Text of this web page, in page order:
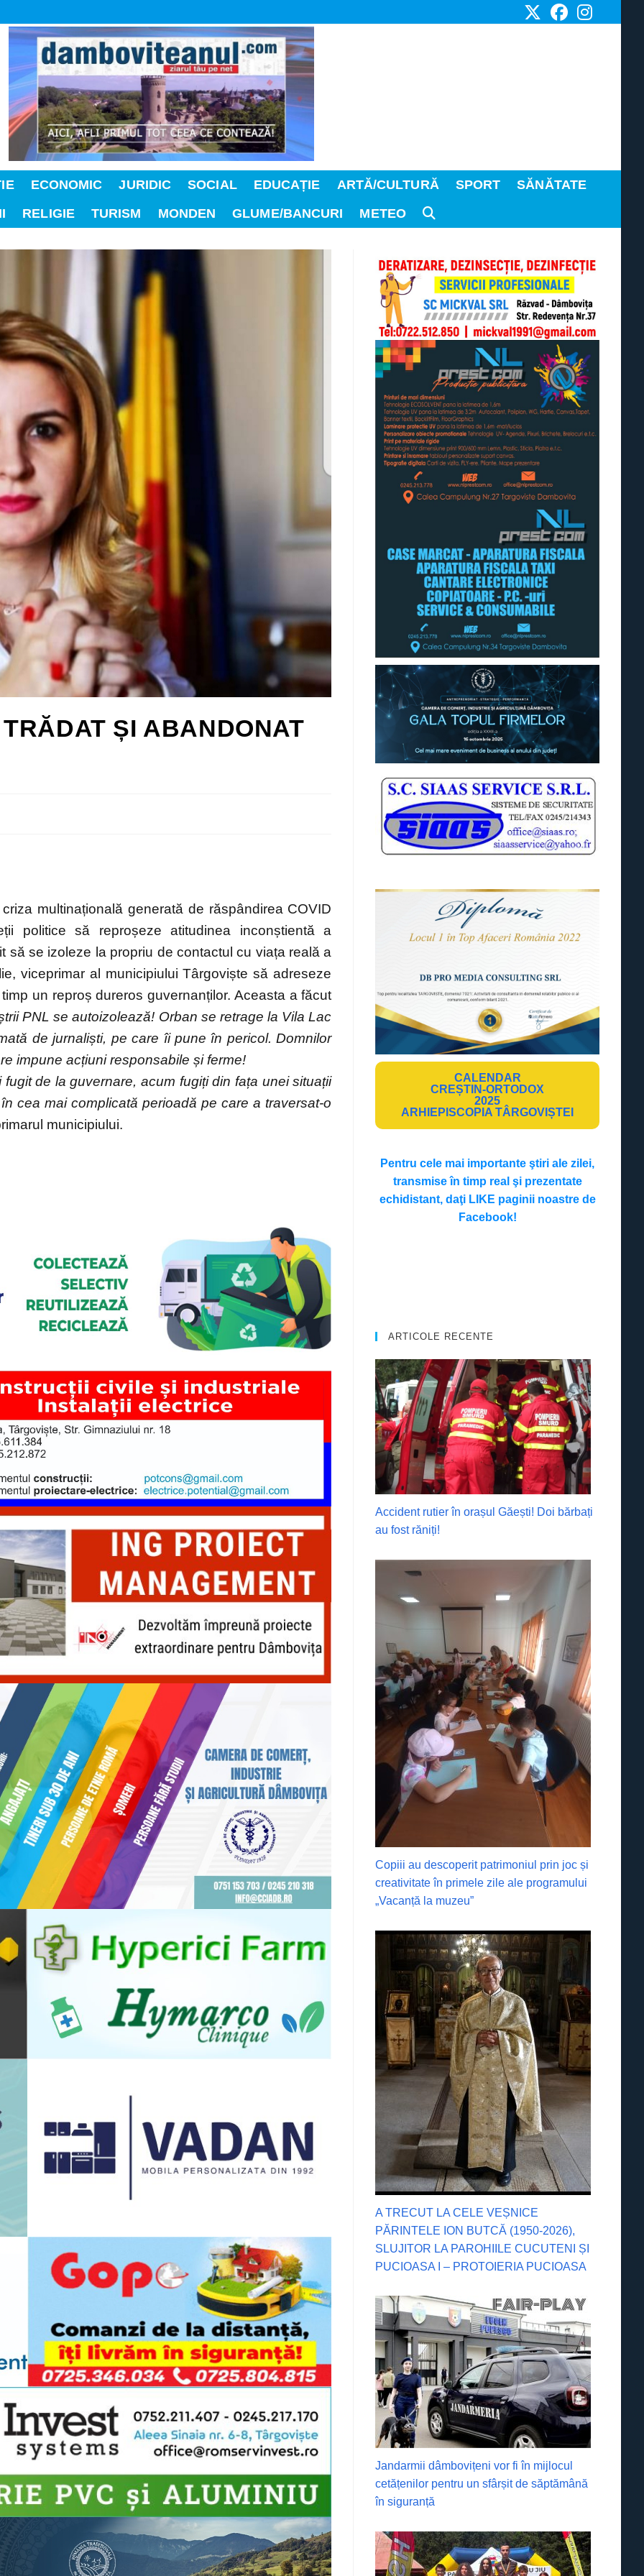
ECONOMIC JURIDIC SOCIAL EDUCAȚIE ARTĂ/CULTURĂ SPORT
SĂNĂTATE
RELIGIE TURISM MONDEN GLUME/BANCURI METEO TOGGLE
SEARCH
ȘI ABANDONAT
multinațională generată de răspândirea COVID
politice să reproșeze atitudinea inconștientă a
să se izoleze la propriu de contactul cu viața reală a
viceprimar al municipiului Târgoviște să adreseze
un reproș dureros guvernanților. Aceasta a făcut
PNL se autoizolează! Orban se retrage la Vila Lac
de jurnaliști, pe care îi pune în pericol. Domnilor
impune acțiuni responsabile și ferme!
de la guvernare, acum fugiți din fața unei situații
cea mai complicată perioadă pe care a traversat-o
municipiului.
CALENDAR
CREȘTIN-ORTODOX
2025
ARHIEPISCOPIA TÂRGOVIȘTEI
Pentru cele mai importante ştiri ale zilei,
transmise în timp real şi prezentate
echidistant, daţi LIKE paginii noastre de
Facebook!
ARTICOLE RECENTE
Accident rutier în orașul Găești! Doi bărbați
au fost răniți!
Copiii au descoperit patrimoniul prin joc și
creativitate în primele zile ale programului
„Vacanță la muzeu”
A TRECUT LA CELE VEȘNICE
PĂRINTELE ION BUTCĂ (1950-2026),
SLUJITOR LA PAROHIILE CUCUTENI ȘI
PUCIOASA I – PROTOIERIA PUCIOASA
Jandarmii dâmbovițeni vor fi în mijlocul
cetățenilor pentru un sfârșit de săptămână
în siguranță